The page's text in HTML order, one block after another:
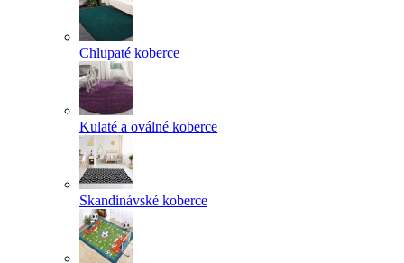
Chlupaté koberce
Kulaté a oválné koberce
Skandinávské koberce